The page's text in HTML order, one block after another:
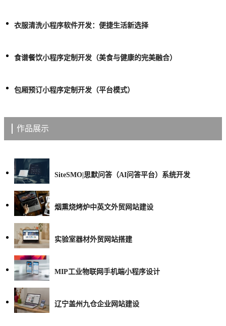
衣服清洗小程序软件开发：便捷生活新选择
食谱餐饮小程序定制开发（美食与健康的完美融合）
包厢预订小程序定制开发（平台模式）
作品展示
SiteSMO|思默问答（AI问答平台）系统开发
烟熏烧烤炉中英文外贸网站建设
实验室器材外贸网站搭建
MIP工业物联网手机端小程序设计
辽宁盖州九仓企业网站建设